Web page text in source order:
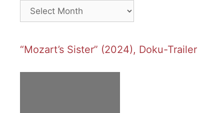
Archives
“Mozart’s Sister” (2024), Doku-Trailer